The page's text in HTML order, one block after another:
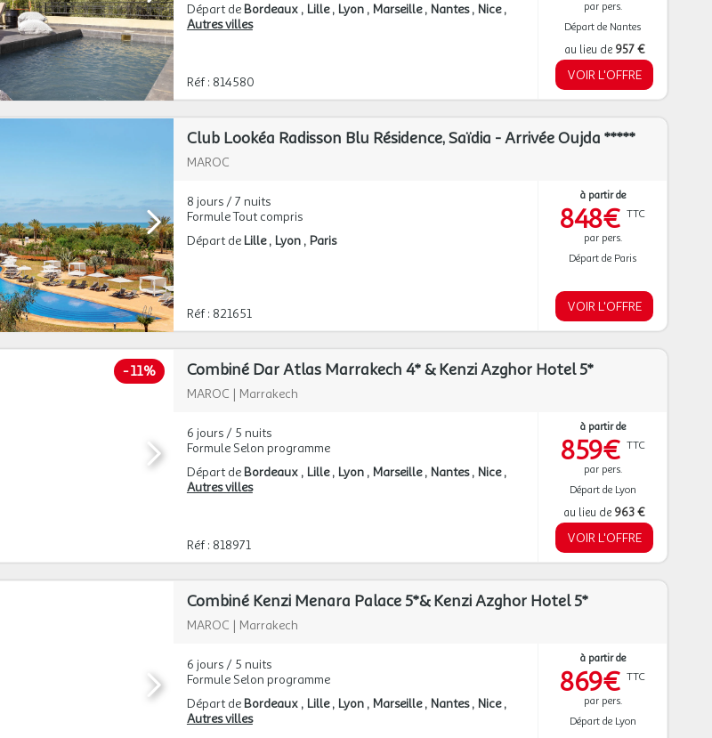
Départ de Bordeaux Lille Lyon Marseille Nantes Nice
Autres villes
Réf : 814580
par pers.
Départ de Nantes
au lieu de 957 €
VOIR L'OFFRE
Club Lookéa Radisson Blu Résidence, Saïdia - Arrivée Oujda *****
MAROC
8 jours / 7 nuits
Formule Tout compris
Départ de Lille Lyon Paris
Réf : 821651
à partir de
848€ TTC
par pers.
Départ de Paris
VOIR L'OFFRE
-11% Combiné Dar Atlas Marrakech 4* & Kenzi Azghor Hotel 5*
MAROC | Marrakech
6 jours / 5 nuits
Formule Selon programme
Départ de Bordeaux Lille Lyon Marseille Nantes Nice
Autres villes
Réf : 818971
à partir de
859€ TTC
par pers.
Départ de Lyon
au lieu de 963 €
VOIR L'OFFRE
Combiné Kenzi Menara Palace 5*& Kenzi Azghor Hotel 5*
MAROC | Marrakech
6 jours / 5 nuits
Formule Selon programme
Départ de Bordeaux Lille Lyon Marseille Nantes Nice
Autres villes
à partir de
869€ TTC
par pers.
Départ de Lyon